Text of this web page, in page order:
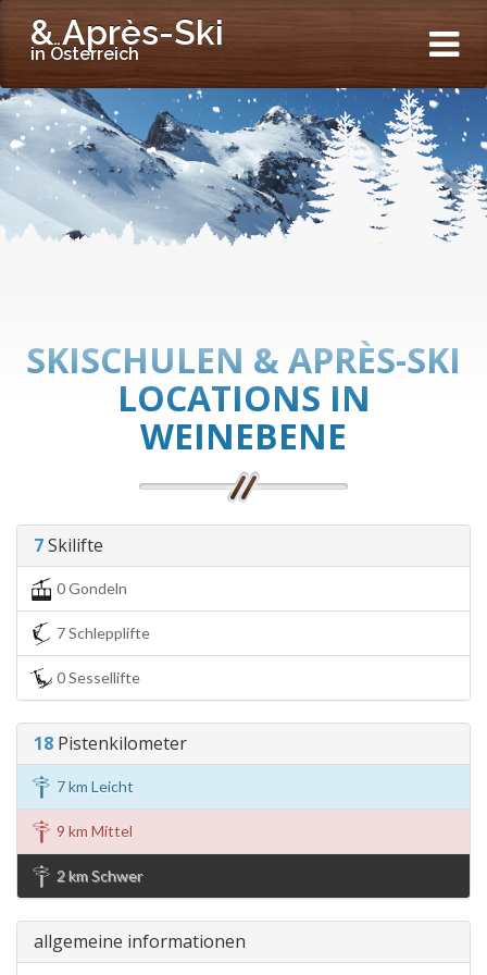
& Après-Ski
in Österreich
SKISCHULEN & APRÈS-SKI
LOCATIONS IN
WEINEBENE
7Skilifte
0 Gondeln
7 Schlepplifte
0 Sessellifte
18 Pistenkilometer
7 km Leicht
9 km Mittel
2 km Schwer
allgemeine informationen